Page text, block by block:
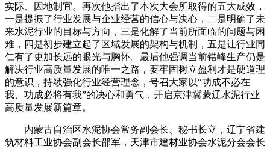
实际、因地制宜。再次他指出了本次大会所取得的五大成效，
一是提振了行业发展与企业经营的信心与决心，二是明确了未
来水泥行业的目标与方向，三是化解了当前所面临的问题与困
难，四是初步建立起了区域发展的架构与机制，五是让行业同
仁有了更加长远的眼光与胸怀。最后他强调当前错峰生产仍是
解决行业高质量发展的唯一之路，要牢固树立盈利才是硬道理
的意识，持续强化行业经营理念，号召大家以“功成不必在
我、功成必将有我”的决心和勇气，开启京津冀蒙辽水泥行业
高质量发展新篇章。
内蒙古自治区水泥协会常务副会长、秘书长立，辽宁省建
筑材料工业协会副会长邵军，天津市建材业协会水泥分会会长